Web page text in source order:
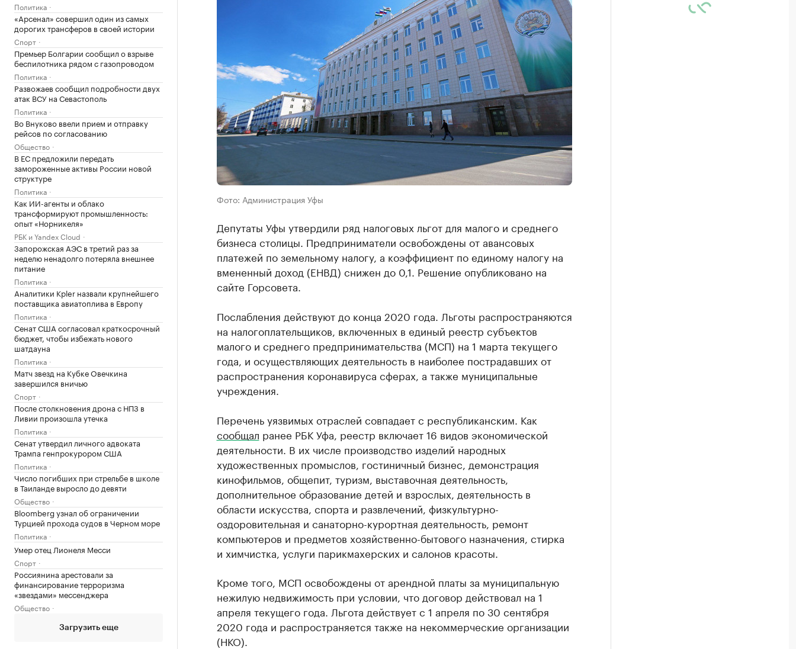
Политика
«Арсенал» совершил один из самых
дорогих трансферов в своей истории
Спорт
Премьер Болгарии сообщил о взрыве
беспилотника рядом с газопроводом
Политика
Развожаев сообщил подробности двух
атак ВСУ на Севастополь
Политика
Во Внуково ввели прием и отправку
рейсов по согласованию
Общество
В ЕС предложили передать
замороженные активы России новой
структуре
Политика
Как ИИ-агенты и облако
трансформируют промышленность:
опыт «Норникеля»
РБК и Yandex Cloud
Запорожская АЭС в третий раз за
неделю ненадолго потеряла внешнее
питание
Политика
Аналитики Kpler назвали крупнейшего
поставщика авиатоплива в Европу
Политика
Сенат США согласовал краткосрочный
бюджет, чтобы избежать нового
шатдауна
Политика
Матч звезд на Кубке Овечкина
завершился вничью
Спорт
После столкновения дрона с НПЗ в
Ливии произошла утечка
Политика
Сенат утвердил личного адвоката
Трампа генпрокурором США
Политика
Число погибших при стрельбе в школе
в Таиланде выросло до девяти
Общество
Bloomberg узнал об ограничении
Турцией прохода судов в Черном море
Политика
Умер отец Лионеля Месси
Спорт
Россиянина арестовали за
финансирование терроризма
«звездами» мессенджера
Общество
Загрузить еще
Фото: Администрация Уфы
Депутаты Уфы утвердили ряд налоговых льгот для малого и среднего
бизнеса столицы. Предприниматели освобождены от авансовых
платежей по земельному налогу, а коэффициент по единому налогу на
вмененный доход (ЕНВД) снижен до 0,1. Решение опубликовано на
сайте Горсовета.
Послабления действуют до конца 2020 года. Льготы распространяются
на налогоплательщиков, включенных в единый реестр субъектов
малого и среднего предпринимательства (МСП) на 1 марта текущего
года, и осуществляющих деятельность в наиболее пострадавших от
распространения коронавируса сферах, а также муниципальные
учреждения.
Перечень уязвимых отраслей совпадает с республиканским. Как
сообщал ранее РБК Уфа, реестр включает 16 видов экономической
деятельности. В их числе производство изделий народных
художественных промыслов, гостиничный бизнес, демонстрация
кинофильмов, общепит, туризм, выставочная деятельность,
дополнительное образование детей и взрослых, деятельность в
области искусства, спорта и развлечений, физкультурно-
оздоровительная и санаторно-курортная деятельность, ремонт
компьютеров и предметов хозяйственно-бытового назначения, стирка
и химчистка, услуги парикмахерских и салонов красоты.
Кроме того, МСП освобождены от арендной платы за муниципальную
нежилую недвижимость при условии, что договор действовал на 1
апреля текущего года. Льгота действует с 1 апреля по 30 сентября
2020 года и распространяется также на некоммерческие организации
(НКО).